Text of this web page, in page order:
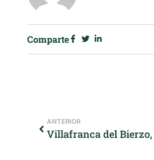
Comparte
ANTERIOR
Villafranca del Bierzo,